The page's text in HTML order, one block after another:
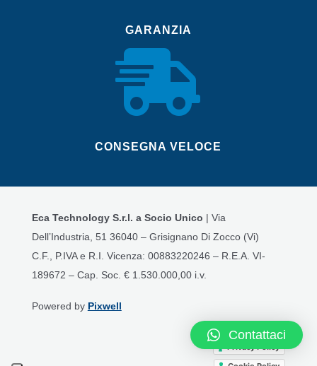
GARANZIA

CONSEGNA VELOCE
Eca Technology S.r.l. a Socio Unico | Via
Dell’Industria, 51 36040 – Grisignano Di Zocco (Vi)
C.F., P.IVA e R.I. Vicenza: 00883220246 – R.E.A. VI-
189672 – Cap. Soc. € 1.530.000,00 i.v.
Powered by Pixwell
Privacy Policy
Contattaci